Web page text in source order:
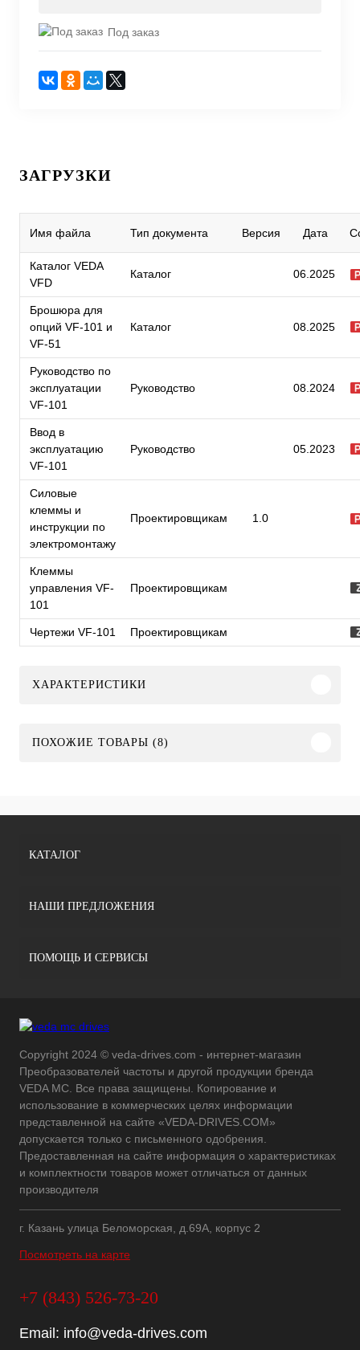
Под заказ
ЗАГРУЗКИ
Имя файла Тип документа Версия Дата
Каталог VEDA
VFD
Каталог 06.2025
Брошюра для
опций VF-101 и
VF-51
Каталог 08.2025
Руководство по
эксплуатации
VF-101
Руководство 08.2024
Ввод в
эксплуатацию
VF-101
Руководство 05.2023
Силовые
клеммы и
инструкции по
электромонтажу
Проектировщикам 1.0
Клеммы
управления VF-
101
Проектировщикам
Чертежи VF-101 Проектировщикам
ХАРАКТЕРИСТИКИ
ПОХОЖИЕ ТОВАРЫ (8)
КАТАЛОГ
НАШИ ПРЕДЛОЖЕНИЯ
ПОМОЩЬ И СЕРВИСЫ
Copyright 2024 © veda-drives.com - интернет-магазин
Преобразователей частоты и другой продукции бренда
VEDA MC. Все права защищены. Копирование и
использование в коммерческих целях информации
представленной на сайте «VEDA-DRIVES.COM»
допускается только с письменного одобрения.
Предоставленная на сайте информация о характеристиках
и комплектности товаров может отличаться от данных
производителя
г. Казань улица Беломорская, д.69А, корпус 2
Посмотреть на карте
+7 (843) 526-73-20
Email: info@veda-drives.com